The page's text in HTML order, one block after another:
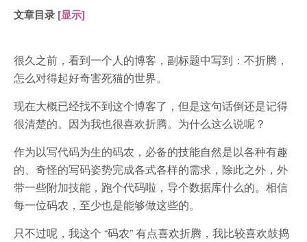
文章目录 [显示]
很久之前，看到一个人的博客，副标题中写到：不折腾，
怎么对得起好奇害死猫的世界。
现在大概已经找不到这个博客了，但是这句话倒还是记得
很清楚的。因为我也很喜欢折腾。为什么这么说呢？
作为以写代码为生的码农，必备的技能自然是以各种有趣
的、奇怪的写码姿势完成各式各样的需求，除此之外，外
带一些附加技能，跑个代码啦，导个数据库什么的。相信
每一位码农，至少也是能够做这些的。
只不过呢，我这个 “码农” 有点喜欢折腾，我比较喜欢鼓捣